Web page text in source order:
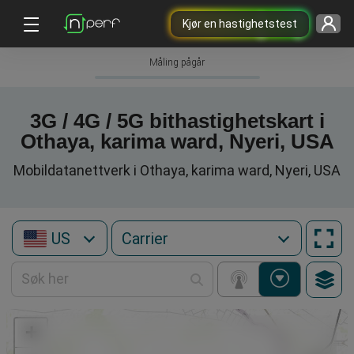
Kjør en hastighetstest
Måling pågår
3G / 4G / 5G bithastighetskart i
Othaya, karima ward, Nyeri, USA
Mobildatanettverk i Othaya, karima ward, Nyeri, USA
US